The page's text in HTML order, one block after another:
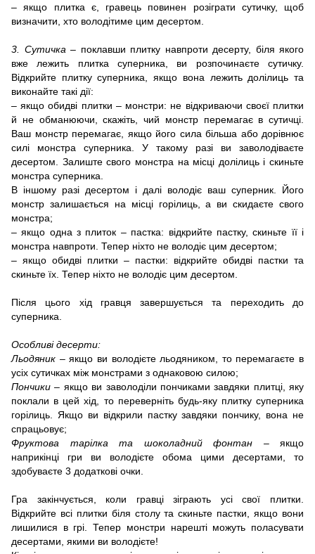
– якщо плитка є, гравець повинен розіграти сутичку, щоб
визначити, хто володітиме цим десертом.
3. Сутичка – поклавши плитку навпроти десерту, біля якого
вже лежить плитка суперника, ви розпочинаєте сутичку.
Відкрийте плитку суперника, якщо вона лежить долілиць та
виконайте такі дії:
– якщо обидві плитки – монстри: не відкриваючи своєї плитки
й не обманюючи, скажіть, чий монстр перемагає в сутичці.
Ваш монстр перемагає, якщо його сила більша або дорівнює
силі монстра суперника. У такому разі ви заволодіваєте
десертом. Залиште свого монстра на місці долілиць і скиньте
монстра суперника.
В іншому разі десертом і далі володіє ваш суперник. Його
монстр залишається на місці горілиць, а ви скидаєте свого
монстра;
– якщо одна з плиток – пастка: відкрийте пастку, скиньте її і
монстра навпроти. Тепер ніхто не володіє цим десертом;
– якщо обидві плитки – пастки: відкрийте обидві пастки та
скиньте їх. Тепер ніхто не володіє цим десертом.
Після цього хід гравця завершується та переходить до
суперника.
Особливі десерти:
Льодяник – якщо ви володієте льодяником, то перемагаєте в
усіх сутичках між монстрами з однаковою силою;
Пончики – якщо ви заволоділи пончиками завдяки плитці, яку
поклали в цей хід, то переверніть будь-яку плитку суперника
горілиць. Якщо ви відкрили пастку завдяки пончику, вона не
спрацьовує;
Фруктова тарілка та шоколадний фонтан – якщо
наприкінці гри ви володієте обома цими десертами, то
здобуваєте 3 додаткові очки.
Гра закінчується, коли гравці зіграють усі свої плитки.
Відкрийте всі плитки біля столу та скиньте пастки, якщо вони
лишилися в грі. Тепер монстри нарешті можуть поласувати
десертами, якими ви володієте!